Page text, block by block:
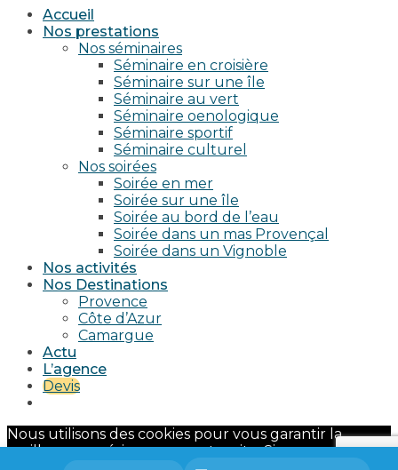
Accueil
Nos prestations
Nos séminaires
Séminaire en croisière
Séminaire sur une île
Séminaire au vert
Séminaire oenologique
Séminaire sportif
Séminaire culturel
Nos soirées
Soirée en mer
Soirée sur une île
Soirée au bord de l’eau
Soirée dans un mas Provençal
Soirée dans un Vignoble
Nos activités
Nos Destinations
Provence
Côte d’Azur
Camargue
Actu
L’agence
Devis
Nous utilisons des cookies pour vous garantir la
meilleure expérience sur notre site. Si vous continuez